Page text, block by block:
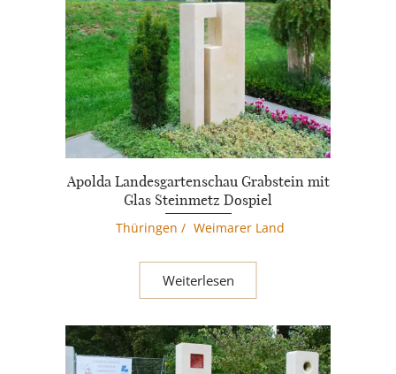
Apolda Landesgartenschau Grabstein mit
Glas Steinmetz Dospiel
Thüringen / Weimarer Land
Weiterlesen